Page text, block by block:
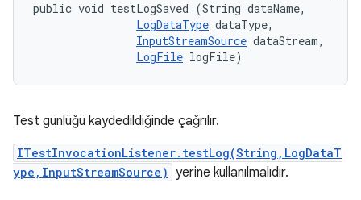
public void testLogSaved (String dataName,
LogDataType dataType,
InputStreamSource dataStream,
LogFile logFile)
Test günlüğü kaydedildiğinde çağrılır.
ITestInvocationListener.testLog(String,LogDataT
ype,InputStreamSource) yerine kullanılmalıdır.